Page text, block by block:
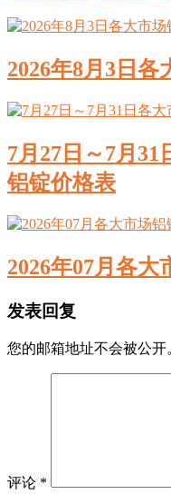
2026年8月3日
7月27日～7月31
铝锭价格表
2026年07月各大
发表回复
您的邮箱地址不会被公开
评论 *